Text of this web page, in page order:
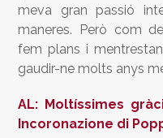
meva gran passió
maneres. Però com
fem plans i
gaudir-ne molts anys
AL: Moltíssimes
Incoronazione di